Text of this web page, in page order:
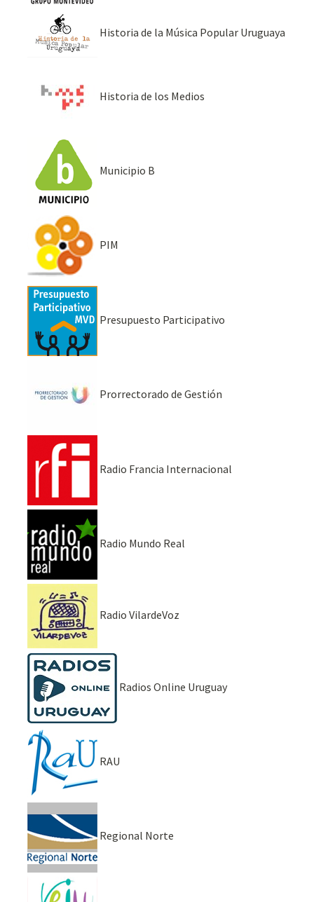
Historia de la Música Popular Uruguaya
Historia de los Medios
Municipio B
PIM
Presupuesto Participativo
Prorrectorado de Gestión
Radio Francia Internacional
Radio Mundo Real
Radio VilardeVoz
Radios Online Uruguay
RAU
Regional Norte